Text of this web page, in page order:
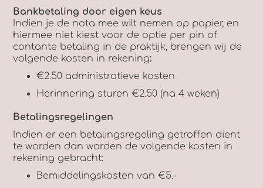
Bankbetaling door eigen keus
Indien je de nota mee wilt nemen op papier, en
hiermee niet kiest voor de optie per pin of
contante betaling in de praktijk, brengen wij de
volgende kosten in rekening:
€2.50 administratieve kosten
Herinnering sturen €2.50 (na 4 weken)
Betalingsregelingen
Indien er een betalingsregeling getroffen dient
te worden dan worden de volgende kosten in
rekening gebracht:
Bemiddelingskosten van €5.-